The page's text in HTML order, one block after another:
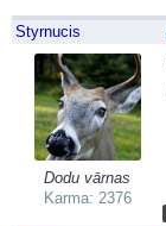
Styrnucis
Dodu vārnas
Karma: 2376